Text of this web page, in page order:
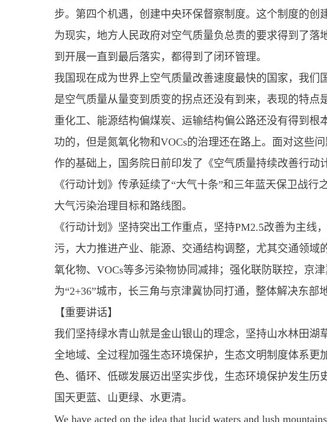
步。第四个机遇，创建中央环保督察制度。这个制度的创
为现实，地方人民政府对空气质量负总责的要求得到了落
到开展一直到最后落实，都得到了闭环管理。
我国现在成为世界上空气质量改善速度最快的国家，我们
是空气质量从量变到质变的拐点还没有到来，表现的特点
重化工、能源结构偏煤炭、运输结构偏公路还没有得到根
功的，但是氮氧化物和VOCs的治理还在路上。面对这些
作的基础上，国务院日前印发了《空气质量持续改善行动
《行动计划》传承延续了“大气十条”和三年蓝天保卫战行
大气污染治理目标和路线图。
《行动计划》坚持突出工作重点，坚持PM2.5改善为主线
污，大力推进产业、能源、交通结构调整，尤其交通领域
氧化物、VOCs等多污染物协同减排；强化联防联控，京
为“2+36”城市，长三角与京津冀协同打通，整体解决东部
【重要讲话】
我们坚持绿水青山就是金山银山的理念，坚持山水林田湖
全地域、全过程加强生态环境保护，生态文明制度体系更
色、循环、低碳发展迈出坚实步伐，生态环境保护发生历
国天更蓝、山更绿、水更清。
We have acted on the idea that lucid waters and lush